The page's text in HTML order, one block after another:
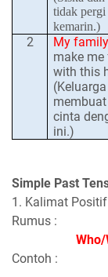
tidak pergi
kemarin.)
2 My
make me
with this
cinta
ini.)
Simple Past
1. Kalimat
Rumus :
Who/
Contoh :